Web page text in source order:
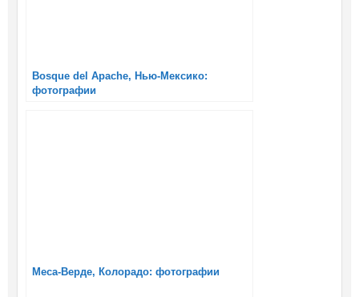
Bosque del Apache, Нью-Мексико:
фотографии
Меса-Верде, Колорадо: фотографии